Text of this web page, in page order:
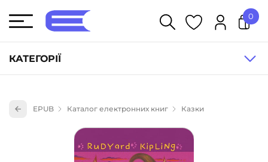
КАТЕГОРІЇ
Книги для дітей (836)
Книги для підлітків (240)
Науково-популярна література (1015)
0
EPUB Каталог електронних книг Казки